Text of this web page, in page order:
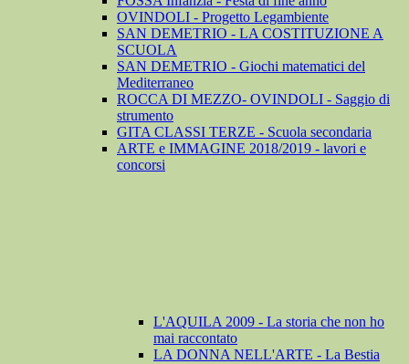
OVINDOLI - Progetto Legambiente
SAN DEMETRIO - LA COSTITUZIONE A
SCUOLA
SAN DEMETRIO - Giochi matematici del
Mediterraneo
ROCCA DI MEZZO- OVINDOLI - Saggio di
strumento
GITA CLASSI TERZE - Scuola secondaria
ARTE e IMMAGINE 2018/2019 - lavori e
concorsi
L'AQUILA 2009 - La storia che non ho
mai raccontato
LA DONNA NELL'ARTE - La Bestia